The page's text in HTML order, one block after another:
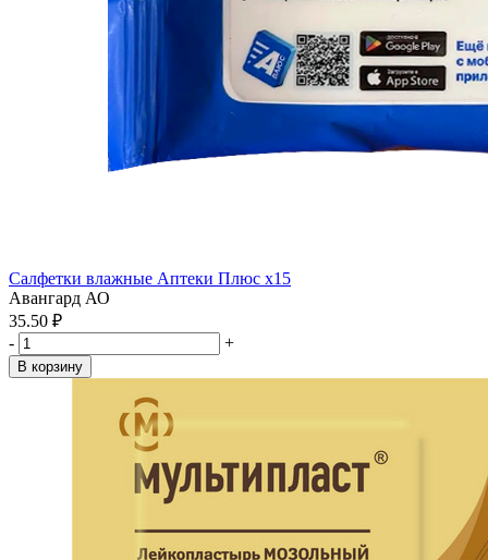
Салфетки влажные Аптеки Плюс x15
Авангард АО
35.50 ₽
-
+
В корзину